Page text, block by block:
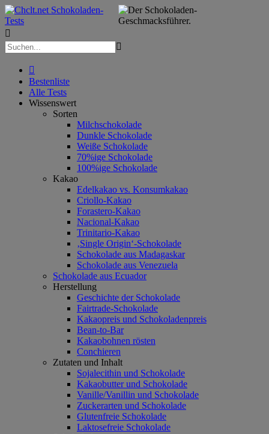



Bestenliste
Alle Tests
Wissenswert
Sorten
Milchschokolade
Dunkle Schokolade
Weiße Schokolade
70%ige Schokolade
100%ige Schokolade
Kakao
Edelkakao vs. Konsumkakao
Criollo-Kakao
Forastero-Kakao
Nacional-Kakao
Trinitario-Kakao
‚Single Origin‘-Schokolade
Schokolade aus Madagaskar
Schokolade aus Venezuela
Schokolade aus Ecuador
Herstellung
Geschichte der Schokolade
Fairtrade-Schokolade
Kakaopreis und Schokoladenpreis
Bean-to-Bar
Kakaobohnen rösten
Conchieren
Zutaten und Inhalt
Sojalecithin und Schokolade
Kakaobutter und Schokolade
Vanille/Vanillin und Schokolade
Zuckerarten und Schokolade
Glutenfreie Schokolade
Laktosefreie Schokolade